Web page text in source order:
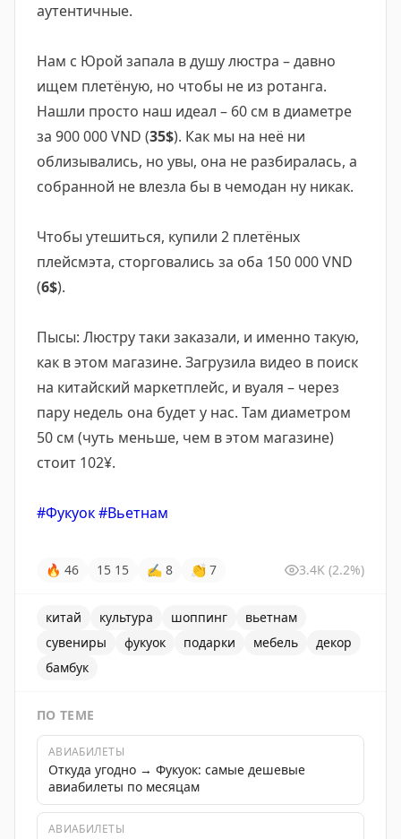
аутентичные.
Нам с Юрой запала в душу люстра – давно
ищем плетёную, но чтобы не из ротанга.
Нашли просто наш идеал – 60 см в диаметре
за 900 000 VND (35$). Как мы на неё ни
облизывались, но увы, она не разбиралась, а
собранной не влезла бы в чемодан ну никак.
Чтобы утешиться, купили 2 плетёных
плейсмэта, сторговались за оба 150 000 VND
(6$).
Пысы: Люстру таки заказали, и именно такую,
как в этом магазине. Загрузила видео в поиск
на китайский маркетплейс, и вуаля – через
пару недель она будет у нас. Там диаметром
50 см (чуть меньше, чем в этом магазине)
стоит 102¥.
#Фукуок#Вьетнам
🔥 46 15 15 ✍ 8 👏 7 3.4K (2.2%)
китай культура шоппинг
вьетнам
сувениры
фукуок подарки мебель
декор
бамбук
ПО ТЕМЕ
АВИАБИЛЕТЫ
Откуда угодно → Фукуок: самые дешевые
авиабилеты по месяцам
АВИАБИЛЕТЫ